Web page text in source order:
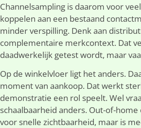
Channelsampling is daarom voor
koppelen aan een bestaand
minder verspilling. Denk aan
complementaire merkcontext. Dat
daadwerkelijk getest wordt, maar
Op de winkelvloer ligt het anders.
moment van aankoop. Dat werkt
demonstratie een rol speelt. Wel
schaalbaarheid anders. Out-of-
voor snelle zichtbaarheid, maar is